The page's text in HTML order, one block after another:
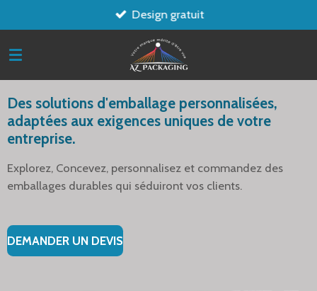
au
contenu
Design gratuit
Des solutions d'emballage personnalisées,
adaptées aux exigences uniques de votre
entreprise.
Explorez, Concevez, personnalisez et commandez des
emballages durables qui séduiront vos clients.
DEMANDER UN DEVIS